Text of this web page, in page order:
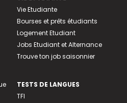
Vie Etudiante
Bourses et prêts étudiants
Logement Etudiant
Jobs Etudiant et Alternance
Trouve ton job saisonnier
TESTS DE LANGUES
TFI